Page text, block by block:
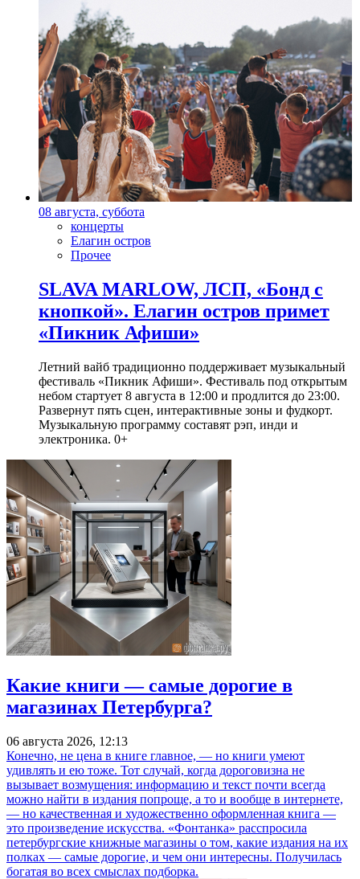
08 августа, суббота
концерты
Елагин остров
Прочее
SLAVA MARLOW, ЛСП, «Бонд с
кнопкой». Елагин остров примет
«Пикник Афиши»
Летний вайб традиционно поддерживает музыкальный
фестиваль «Пикник Афиши». Фестиваль под открытым
небом стартует 8 августа в 12:00 и продлится до 23:00.
Развернут пять сцен, интерактивные зоны и фудкорт.
Музыкальную программу составят рэп, инди и
электроника. 0+
Какие книги — самые дорогие в
магазинах Петербурга?
06 августа 2026, 12:13
Конечно, не цена в книге главное, — но книги умеют
удивлять и ею тоже. Тот случай, когда дороговизна не
вызывает возмущения: информацию и текст почти всегда
можно найти в издания попроще, а то и вообще в интернете,
— но качественная и художественно оформленная книга —
это произведение искусства. «Фонтанка» расспросила
петербургские книжные магазины о том, какие издания на их
полках — самые дорогие, и чем они интересны. Получилась
богатая во всех смыслах подборка.